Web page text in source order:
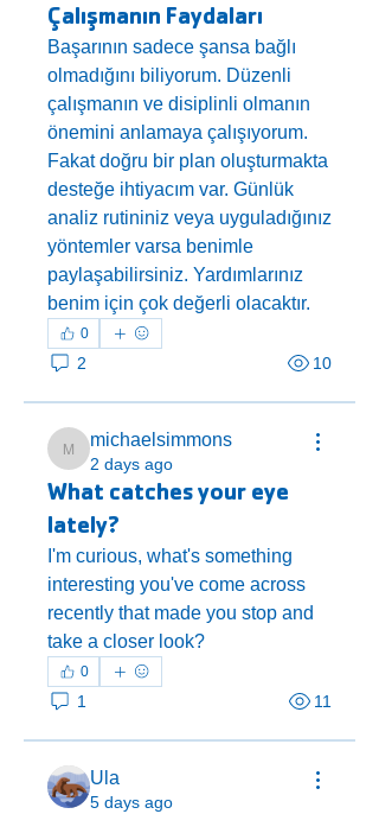
Çalışmanın Faydaları
Başarının sadece şansa bağlı
olmadığını biliyorum. Düzenli
çalışmanın ve disiplinli olmanın
önemini anlamaya çalışıyorum.
Fakat doğru bir plan oluşturmakta
desteğe ihtiyacım var. Günlük
analiz rutininiz veya uyguladığınız
yöntemler varsa benimle
paylaşabilirsiniz. Yardımlarınız
benim için çok değerli olacaktır.
0
2 10
michaelsimmons
michaelsimmons
2 days ago
What catches your eye
lately?
I'm curious, what's something
interesting you've come across
recently that made you stop and
take a closer look?
0
1 11
Ula
5 days ago